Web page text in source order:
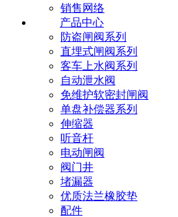
销售网络
产品中心
防盗闸阀系列
直埋式闸阀系列
客车上水阀系列
自动泄水阀
免维护软密封闸阀
单盘补偿器系列
伸缩器
听音杆
电动闸阀
阀门井
堵漏器
优质法兰橡胶垫
配件